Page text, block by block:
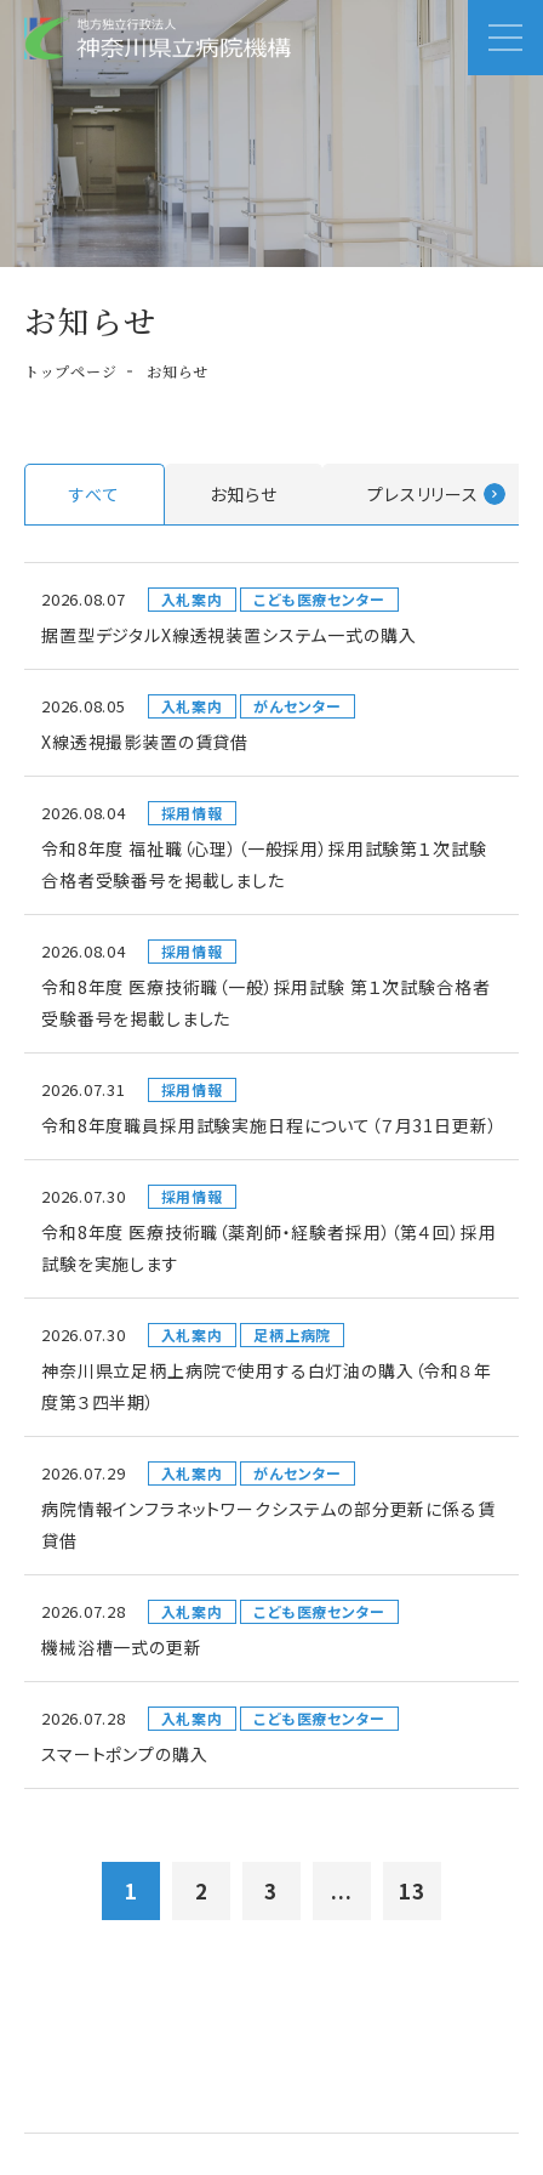
お知らせ
トップページ お知らせ
すべて お知らせ プレスリリース
2026.08.07 入札案内 こども医療センター
据置型デジタルX線透視装置システム一式の購入
2026.08.05 入札案内 がんセンター
X線透視撮影装置の賃貸借
2026.08.04 採用情報
令和8年度 福祉職（心理）（一般採用）採用試験第１次試験
合格者受験番号を掲載しました
2026.08.04 採用情報
令和8年度 医療技術職（一般）採用試験 第１次試験合格者
受験番号を掲載しました
2026.07.31 採用情報
令和8年度職員採用試験実施日程について（７月31日更新）
2026.07.30 採用情報
令和8年度 医療技術職（薬剤師・経験者採用）（第４回）採用
試験を実施します
2026.07.30 入札案内 足柄上病院
神奈川県立足柄上病院で使用する白灯油の購入（令和８年
度第３四半期）
2026.07.29 入札案内 がんセンター
病院情報インフラネットワークシステムの部分更新に係る賃
貸借
2026.07.28 入札案内 こども医療センター
機械浴槽一式の更新
2026.07.28 入札案内 こども医療センター
スマートポンプの購入
1 2 3 ... 13